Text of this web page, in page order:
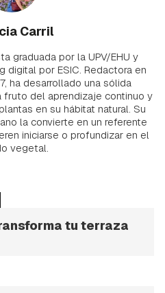
Carril
graduada por la UPV/EHU y
digital por ESIC. Redactora en
ha desarrollado una sólida
fruto del aprendizaje continuo y
en su hábitat natural. Su
la convierte en un referente
iniciarse o profundizar en el
vegetal.
tu terraza